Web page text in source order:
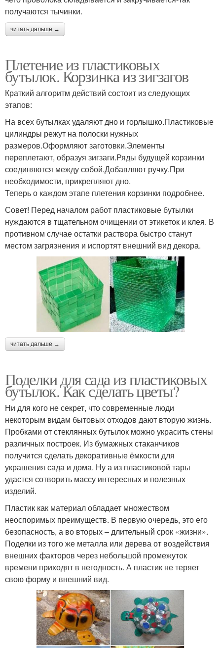
получаются тычинки.
читать дальше →
Плетение из пластиковых
бутылок. Корзинка из зигзагов
Краткий алгоритм действий состоит из следующих
этапов:
На всех бутылках удаляют дно и горлышко.Пластиковые
цилиндры режут на полоски нужных
размеров.Оформляют заготовки.Элементы
переплетают, образуя зигзаги.Ряды будущей корзинки
соединяются между собой.Добавляют ручку.При
необходимости, прикрепляют дно.
Теперь о каждом этапе плетения корзинки подробнее.
Совет! Перед началом работ пластиковые бутылки
нуждаются в тщательном очищении от этикеток и клея. В
противном случае остатки раствора быстро станут
местом загрязнения и испортят внешний вид декора.
читать дальше →
Поделки для сада из пластиковых
бутылок. Как сделать цветы?
Ни для кого не секрет, что современные люди
некоторым видам бытовых отходов дают вторую жизнь.
Пробками от стеклянных бутылок можно украсить стены
различных построек. Из бумажных стаканчиков
получится сделать декоративные ёмкости для
украшения сада и дома. Ну а из пластиковой тары
удастся сотворить массу интересных и полезных
изделий.
Пластик как материал обладает множеством
неоспоримых преимуществ. В первую очередь, это его
безопасность, а во вторых – длительный срок «жизни».
Поделки из того же металла или дерева от воздействия
внешних факторов через небольшой промежуток
времени приходят в негодность. А пластик не теряет
свою форму и внешний вид.